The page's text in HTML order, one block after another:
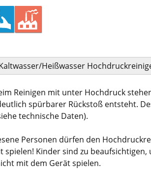
Heißwasser
Reinigen mit unter Hochdruck
spürbarer Rückstoß entsteht.
technische Daten).
Personen dürfen den
Kinder sind zu beaufsichtigen,
mit dem Gerät spielen.